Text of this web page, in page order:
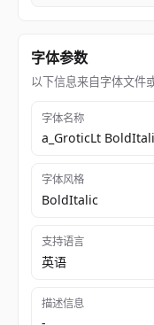
字体参数
以下信息来自字体文件
字体名称
a_GroticLt
字体风格
BoldItalic
支持语言
英语
描述信息